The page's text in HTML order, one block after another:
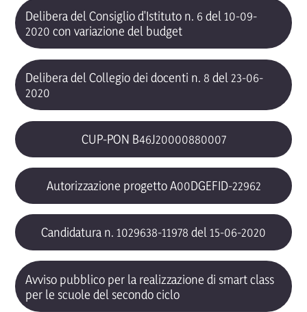
Delibera del Consiglio d'Istituto n. 6 del 10-09-
2020 con variazione del budget
Delibera del Collegio dei docenti n. 8 del 23-06-
2020
CUP-PON B46J20000880007
Autorizzazione progetto A00DGEFID-22962
Candidatura n. 1029638-11978 del 15-06-2020
Avviso pubblico per la realizzazione di smart class
per le scuole del secondo ciclo